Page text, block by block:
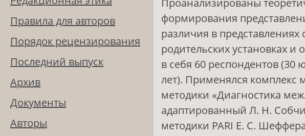
Правила для авторов
Порядок рецензирования
Последний выпуск
Архив
Документы
Авторы
Проанализированы
формирования
различия в представлениях
родительских установках
в себя 60 респондентов (30
лет). Применялся комплекс
методики «Диагностика
адаптированный Л. H.
методики PARI E. C.